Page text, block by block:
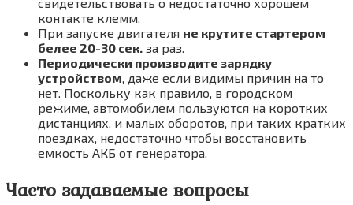
контакте клемм.
При запуске двигателя не крутите стартером
белее 20-30 ceк. за раз.
Периодически производите зарядку
устройством, даже если видимы причин на то
нет. Поскольку как правило, в городском
режиме, автомобилем пользуются на коротких
дистанциях, и малых оборотов, при таких кратких
поездках, недостаточно чтобы восстановить
емкость АКБ от генератора.
Часто задаваемые вопросы